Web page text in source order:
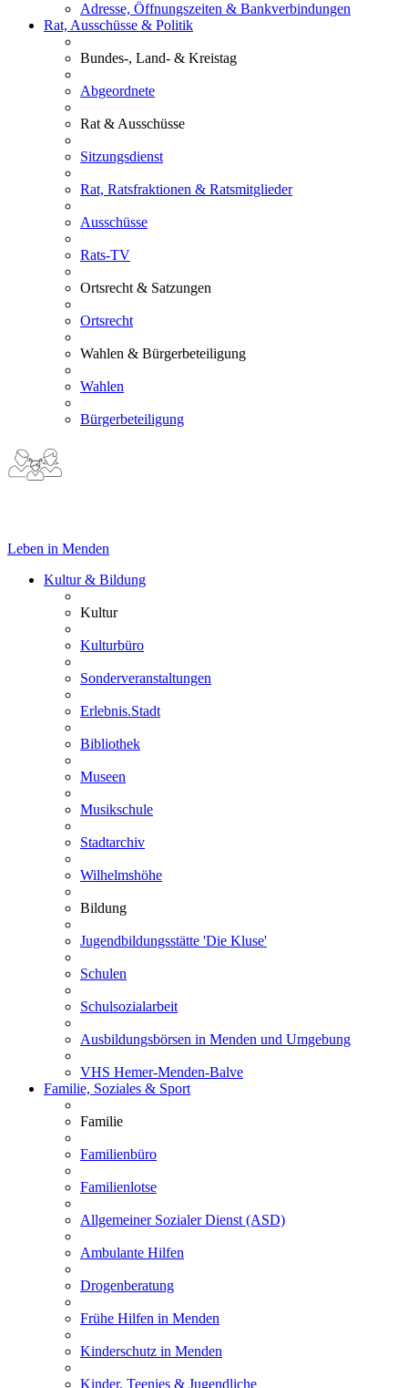
Adresse, Öffnungszeiten & Bankverbindungen
Rat, Ausschüsse & Politik
Bundes-, Land- & Kreistag
Abgeordnete
Rat & Ausschüsse
Sitzungsdienst
Rat, Ratsfraktionen & Ratsmitglieder
Ausschüsse
Rats-TV
Ortsrecht & Satzungen
Ortsrecht
Wahlen & Bürgerbeteiligung
Wahlen
Bürgerbeteiligung
Leben in Menden
Kultur & Bildung
Kultur
Kulturbüro
Sonderveranstaltungen
Erlebnis.Stadt
Bibliothek
Museen
Musikschule
Stadtarchiv
Wilhelmshöhe
Bildung
Jugendbildungsstätte 'Die Kluse'
Schulen
Schulsozialarbeit
Ausbildungsbörsen in Menden und Umgebung
VHS Hemer-Menden-Balve
Familie, Soziales & Sport
Familie
Familienbüro
Familienlotse
Allgemeiner Sozialer Dienst (ASD)
Ambulante Hilfen
Drogenberatung
Frühe Hilfen in Menden
Kinderschutz in Menden
Kinder, Teenies & Jugendliche